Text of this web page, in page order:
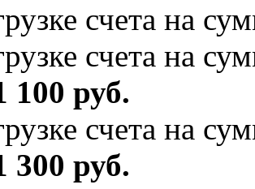
счета на
счета на
100 руб.
счета на
300 руб.